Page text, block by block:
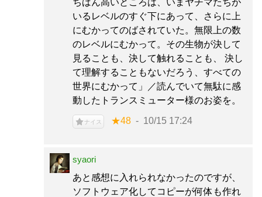
ちばん高いところは、いまヤチマたちが
いるレベルのすぐ下にあって、さらに上
にむかってのばされていた。無限上の数
のレベルにむかって。その生物が決して
見ることも、決して触れることも、 決し
て理解することもないだろう、すべての
世界にむかって」／読んでいて無駄に感
動したトランスミューター様のお姿を。
ナイス ★48 10/15 17:24
syaori
あと感想に入れられなかったのですが、
ソフトウェア化してコピーが何体も作れ